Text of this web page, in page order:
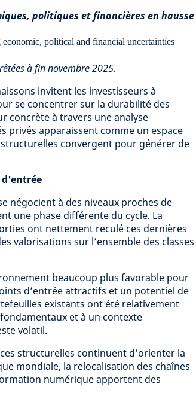
politiques et financières en hausse
à fin novembre 2025.
invitent les investisseurs à
se concentrer sur la durabilité des
concrète à travers une analyse
privés apparaissent comme un espace
convergent pour générer de
négocient à des niveaux proches de
une phase différente du cycle. La
ont nettement reculé ces dernières
valorisations sur l’ensemble des classes
beaucoup plus favorable pour
d’entrée attractifs et un potentiel de
existants ont été relativement
et à un contexte
volatil.
structurelles continuent d’orienter la
mondiale, la relocalisation des chaînes
numérique apportent des